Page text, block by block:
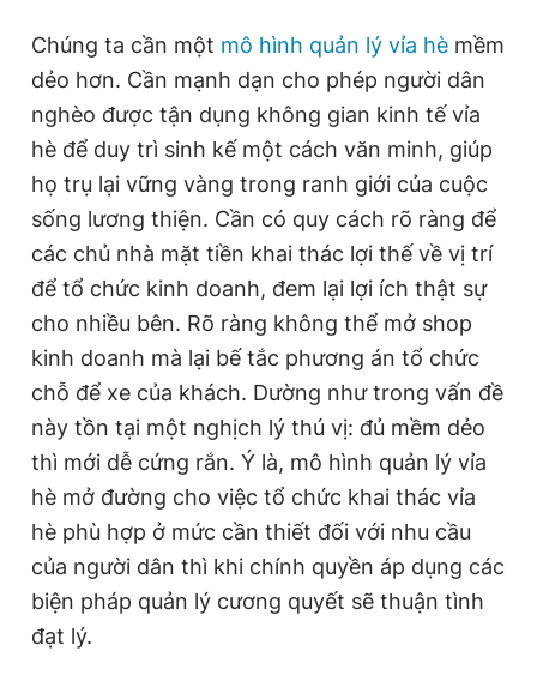
Chúng ta cần một mô hình quản lý vỉa hè mềm
dẻo hơn. Cần mạnh dạn cho phép người dân
nghèo được tận dụng không gian kinh tế vỉa
hè để duy trì sinh kế một cách văn minh, giúp
họ trụ lại vững vàng trong ranh giới của cuộc
sống lương thiện. Cần có quy cách rõ ràng để
các chủ nhà mặt tiền khai thác lợi thế về vị trí
để tổ chức kinh doanh, đem lại lợi ích thật sự
cho nhiều bên. Rõ ràng không thể mở shop
kinh doanh mà lại bế tắc phương án tổ chức
chỗ để xe của khách. Dường như trong vấn đề
này tồn tại một nghịch lý thú vị: đủ mềm dẻo
thì mới dễ cứng rắn. Ý là, mô hình quản lý vỉa
hè mở đường cho việc tổ chức khai thác vỉa
hè phù hợp ở mức cần thiết đối với nhu cầu
của người dân thì khi chính quyền áp dụng các
biện pháp quản lý cương quyết sẽ thuận tình
đạt lý.